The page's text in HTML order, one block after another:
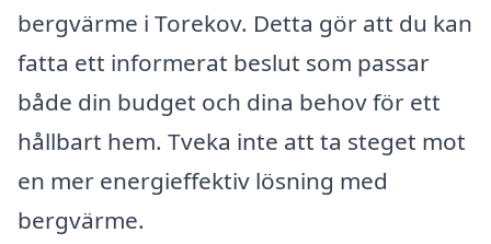
bergvärme i Torekov. Detta gör att du kan
fatta ett informerat beslut som passar
både din budget och dina behov för ett
hållbart hem. Tveka inte att ta steget mot
en mer energieffektiv lösning med
bergvärme.